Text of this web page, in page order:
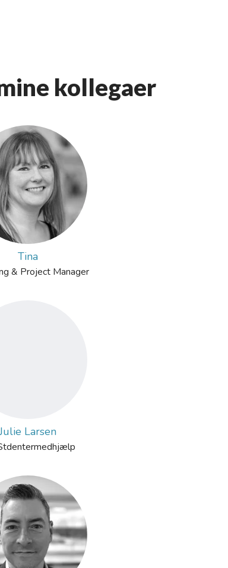
kollegaer
Tina
& Project Manager
Julie Larsen